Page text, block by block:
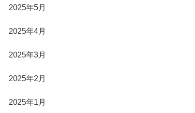
2025年5月
2025年4月
2025年3月
2025年2月
2025年1月